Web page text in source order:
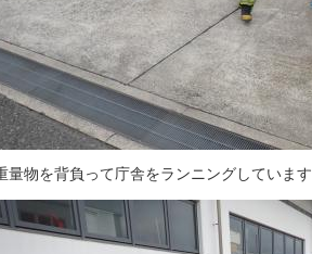
量物を背負って庁舎をランニングしています